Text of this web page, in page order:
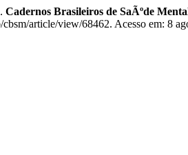
Cadernos Brasileiros de SaÃºde
article/view/68462. Acesso em: 8